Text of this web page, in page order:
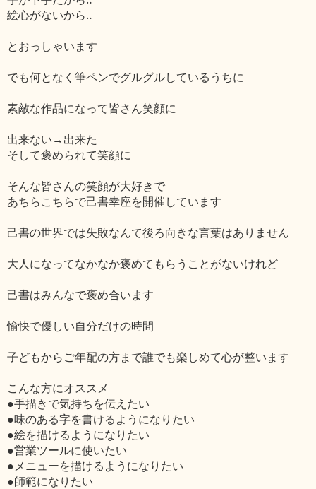
絵心がないから‥
とおっしゃいます
でも何となく筆ペンでグルグルしているうちに
素敵な作品になって皆さん笑顔に
出来ない→出来た
そして褒められて笑顔に
そんな皆さんの笑顔が大好きで
あちらこちらで己書幸座を開催しています
己書の世界では失敗なんて後ろ向きな言葉はありません
大人になってなかなか褒めてもらうことがないけれど
己書はみんなで褒め合います
愉快で優しい自分だけの時間
子どもからご年配の方まで誰でも楽しめて心が整います
こんな方にオススメ
●手描きで気持ちを伝えたい
●味のある字を書けるようになりたい
●絵を描けるようになりたい
●営業ツールに使いたい
●メニューを描けるようになりたい
●師範になりたい